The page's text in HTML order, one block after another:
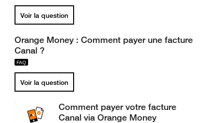
Voir la question
Orange Money : Comment payer une facture
Canal ?
Voir la question
Comment payer votre facture
Canal via Orange Money